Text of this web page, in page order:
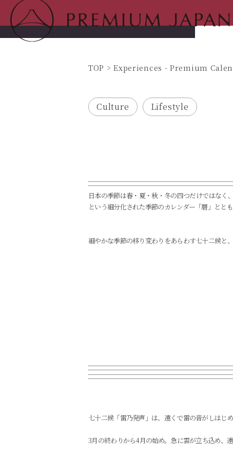
2023.4.3
読めますか？「雷乃発声」
TOP Experiences - Premium
Culture Lifestyle
日本の季節は春・夏・秋・冬の四つだけではな
という細分化された季節のカレンダー「暦」とと
細やかな季節の移り変わりをあらわす七十二候と
七十二候「雷乃発声」は、遠くで雷の音がしはじ
3月の終わりから4月の始め。急に雲が立ち込め、